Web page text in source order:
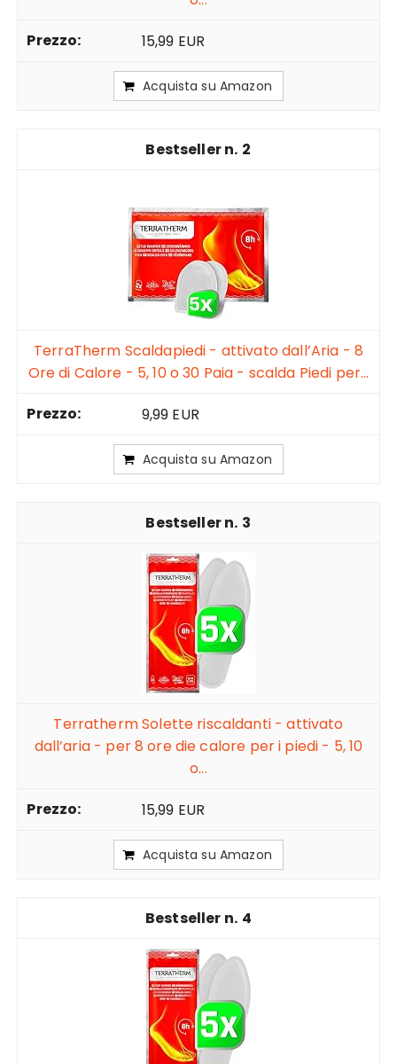
15,99 EUR
Acquista su Amazon
2
TerraTherm Scaldapiedi - attivato dall’Aria - 8
Ore di Calore - 5, 10 o 30 Paia - scalda Piedi per...
9,99 EUR
Acquista su Amazon
3
Terratherm Solette riscaldanti - attivato
dall’aria - per 8 ore die calore per i piedi - 5, 10
o...
15,99 EUR
Acquista su Amazon
4